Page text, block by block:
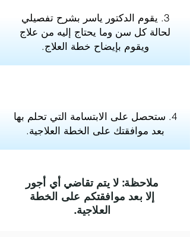
3. يقوم الدكتور ياسر بشرح تفصيلي
لحالة كل سن وما يحتاج إليه من علاج
ويقوم بإيضاح خطة العلاج.
4. ستحصل على الابتسامة التي تحلم بها
بعد موافقتك على الخطة العلاجية.
ملاحظة: لا يتم تقاضي أي أجور
إلا بعد موافقتكم على الخطة
العلاجية.